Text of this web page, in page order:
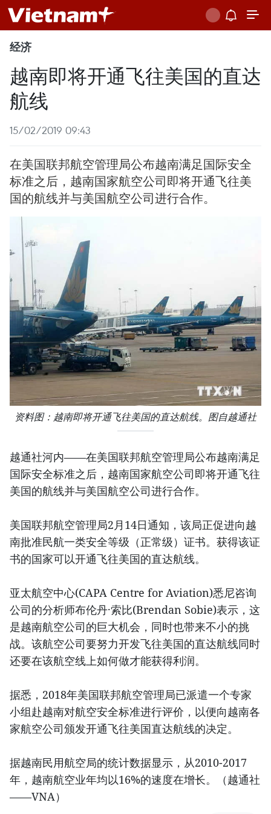
经济
越南即将开通飞往美国的直达
航线
15/02/2019 09:43
在美国联邦航空管理局公布越南满足国际安全
标准之后，越南国家航空公司即将开通飞往美
国的航线并与美国航空公司进行合作。
资料图：越南即将开通飞往美国的直达航线。图自越通社
越通社河内——在美国联邦航空管理局公布越南满足
国际安全标准之后，越南国家航空公司即将开通飞往
美国的航线并与美国航空公司进行合作。
美国联邦航空管理局2月14日通知，该局正促进向越
南批准民航一类安全等级（正常级）证书。获得该证
书的国家可以开通飞往美国的直达航线。
亚太航空中心(CAPA Centre for Aviation)悉尼咨询
公司的分析师布伦丹·索比(Brendan Sobie)表示，这
是越南航空公司的巨大机会，同时也带来不小的挑
战。该航空公司要努力开发飞往美国的直达航线同时
还要在该航空线上如何做才能获得利润。
据悉，2018年美国联邦航空管理局已派遣一个专家
小组赴越南对航空安全标准进行评价，以便向越南各
家航空公司颁发开通飞往美国直达航线的决定。
据越南民用航空局的统计数据显示，从2010-2017
年，越南航空业年均以16%的速度在增长。（越通社
——VNA）